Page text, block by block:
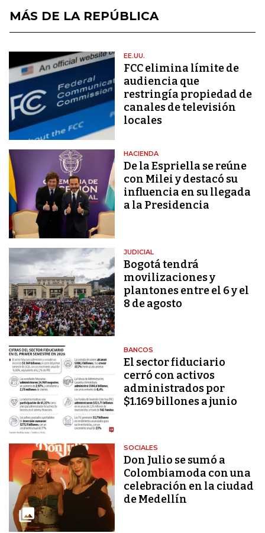
MÁS DE LA REPÚBLICA
EE.UU.
FCC elimina límite de
audiencia que
restringía propiedad de
canales de televisión
locales
HACIENDA
De la Espriella se reúne
con Milei y destacó su
influencia en su llegada
a la Presidencia
JUDICIAL
Bogotá tendrá
movilizaciones y
plantones entre el 6 y el
8 de agosto
BANCOS
El sector fiduciario
cerró con activos
administrados por
$1.169 billones a junio
SOCIALES
Don Julio se sumó a
Colombiamoda con una
celebración en la ciudad
de Medellín